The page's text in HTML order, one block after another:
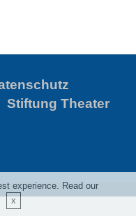
Stiftung Theater
experience. Read our